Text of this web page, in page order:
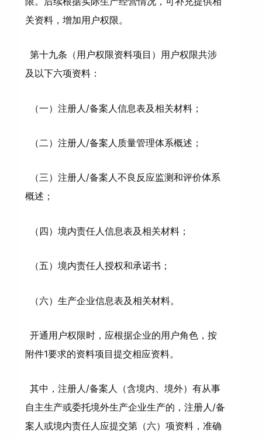
关资料，增加用户权限。
第十九条（用户权限资料项目）用户权限共涉
及以下六项资料：
（一）注册人/备案人信息表及相关材料；
（二）注册人/备案人质量管理体系概述；
（三）注册人/备案人不良反应监测和评价体系
概述；
（四）境内责任人信息表及相关材料；
（五）境内责任人授权和承诺书；
（六）生产企业信息表及相关材料。
开通用户权限时，应根据企业的用户角色，按
附件1要求的资料项目提交相应资料。
其中，注册人/备案人（含境内、境外）有从事
自主生产或委托境外生产企业生产的，注册人/备
案人或境内责任人应提交第（六）项资料，准确